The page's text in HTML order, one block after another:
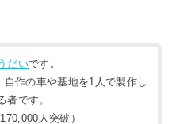
だいです。
自作の車や基地を1人で製作し
者です。
人突破）